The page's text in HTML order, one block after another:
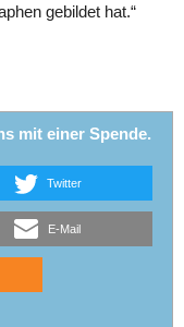
gebildet hat.“
mit einer Spende.
Twitter
E-Mail